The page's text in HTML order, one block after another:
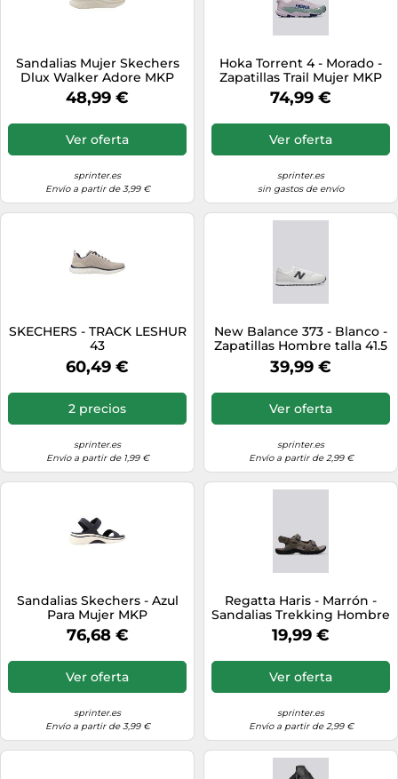
Sandalias Mujer Skechers
Dlux Walker Adore MKP
48,99 €
Ver oferta
sprinter.es
Envío a partir de 3,99 €
Hoka Torrent 4 - Morado -
Zapatillas Trail Mujer MKP
talla 37.5
74,99 €
Ver oferta
sprinter.es
sin gastos de envío
SKECHERS - TRACK LESHUR
43
60,49 €
2 precios
sprinter.es
Envío a partir de 1,99 €
New Balance 373 - Blanco -
Zapatillas Hombre talla 41.5
39,99 €
Ver oferta
sprinter.es
Envío a partir de 2,99 €
Sandalias Skechers - Azul
Para Mujer MKP
76,68 €
Ver oferta
sprinter.es
Envío a partir de 3,99 €
Regatta Haris - Marrón -
Sandalias Trekking Hombre
MKP talla 42
19,99 €
Ver oferta
sprinter.es
Envío a partir de 2,99 €